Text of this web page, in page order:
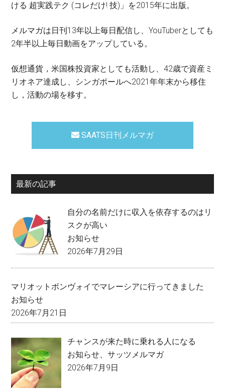
ける 超実践テク (コレだけ! 技)」を2015年に出版。
メルマガは日刊13年以上毎日配信し、YouTuberとしても
2年半以上毎日動画をアップしている。
仮想通貨，米国株投資家としても活動し、42歳で資産ミ
リオネア達成し、シンガポールへ2021年年末から移住
し，活動の場を移す。
SAATS日刊メルマガ
最新の記事
自分の名前だけに収入を依存するのはリ
スクが高い
お知らせ
2026年7月29日
マリオットボンヴォイでマレーシアに行ってきました
お知らせ
2026年7月21日
チャンスが来た時に乗れる人になる
お知らせ、サッツメルマガ
2026年7月9日